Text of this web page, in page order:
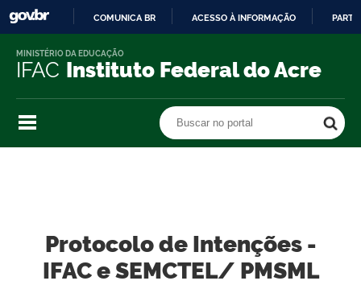
O
COMUNICA BR ACESSO À INFORMAÇÃO
IFAC Instituto Federal do Acre
MINISTÉRIO DA EDUCAÇÃO
Buscar no portal
Protocolo de Intenções -
IFAC e SEMCTEL/ PMSML